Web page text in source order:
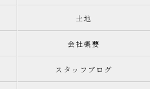
土地
会社概要
スタッフブログ